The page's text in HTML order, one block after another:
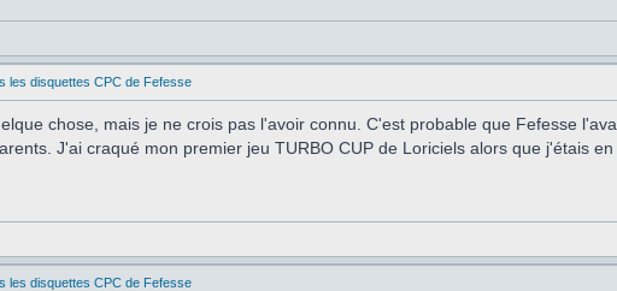
les disquettes CPC de Fefesse
chose, mais je ne crois pas l'avoir connu. C'est probable que Fefesse
J'ai craqué mon premier jeu TURBO CUP de Loriciels alors que j'étais en
les disquettes CPC de Fefesse